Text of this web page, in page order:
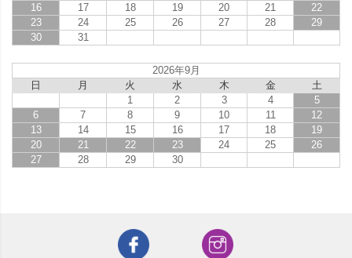
16
17 18 19 20 21
22
23
24 25 26 27 28
29
30
31
2026年9月
日
月 火 水 木 金
土
1
2 3 4
5
6
7 8 9 10 11
12
13
14 15 16 17 18
19
20
21 22 23 24 25
26
27
28 29 30